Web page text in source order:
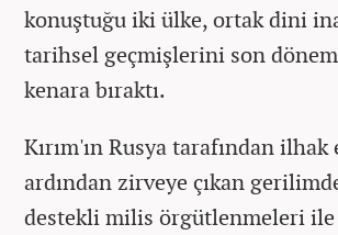
konuştuğu iki ülke, ortak dini
tarihsel geçmişlerini son
kenara bıraktı.
Kırım'ın Rusya tarafından
ardından zirveye çıkan
destekli milis örgütlenmeleri ile